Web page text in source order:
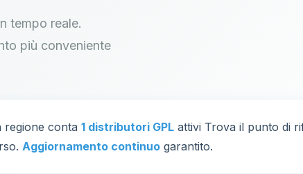
tempo reale.
più conveniente
regione conta 1 distributori GPL attivi Trova il punto di
Aggiornamento continuo garantito.